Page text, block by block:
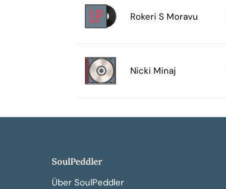
Rokeri S Moravu
Nicki Minaj
SoulPeddler
Über SoulPeddler